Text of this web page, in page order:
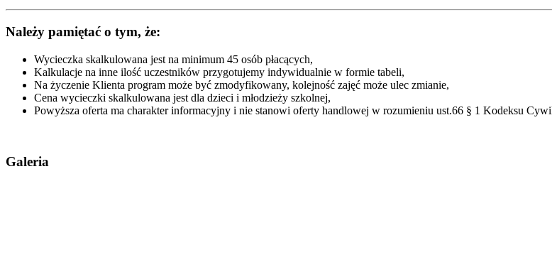
Należy pamiętać o tym, że:
Wycieczka skalkulowana jest na minimum 45 osób płacących,
Kalkulacje na inne ilość uczestników przygotujemy indywidualnie w formie tabeli,
Na życzenie Klienta program może być zmodyfikowany, kolejność zajęć może ulec zmianie,
Cena wycieczki skalkulowana jest dla dzieci i młodzieży szkolnej,
Powyższa oferta ma charakter informacyjny i nie stanowi oferty handlowej w rozumieniu ust.66 § 1 Kodeksu
Galeria